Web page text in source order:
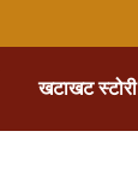
खटाखट स्टोरी